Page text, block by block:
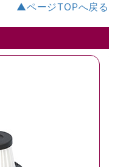
▲ページTOPへ戻る